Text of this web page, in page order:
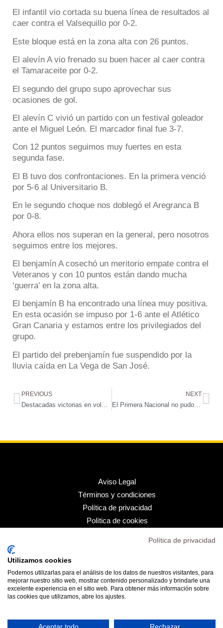
El infantil vio cortada su buena línea de resultados al
caer contra el Valsequillo por 0-2.
Este bloque está en la zona alta con 26 puntos.
El alevín A vio frenado su buen hacer al caer contra
el Tamaraceite por 0-2.
El segundo del grupo supo aprovechar sus
ocasiones de gol.
El alevín C vivió un partido con un festival goleador
ante el Miguel León. El marcador final fue 3-7.
Con 12 puntos seguimos muy fuertes en esta
segunda fase.
El B tuvo dos confrontaciones. En la primera venció
por 5-6 al Universitario B.
En le segundo choque nos doblegó el Aregranca B
por 0-8.
Ahora ellos nos superan en la general, pero nosotros
seguimos entre los mejores.
El benjamín A cosechó un meritorio empate contra el
Veteranos y con 10 puntos están dando mucha
‘guerra’ en la zona alta.
El benjamín B ha encontrado una línea muy positiva.
En esta ocasión se impuso por 1-6 ante el Atlético
Gran Canaria y estamos entre los privilegiados del
grupo.
El partido del prebenjamín fue suspendido por la
lluvia caída en La Vega de San José.
PREVIOUS
Destacadas victorias en voleibol en una jornada marcada por la lluvia
NEXT
El Primera Nacional no pudo derrotar al Premiá y perdió 3-1
Aviso Legal
Términos y condiciones
Política de privacidad
Política de cookies
Contacto
Política de privacidad
Utilizamos cookies
Podemos utilizarlas para el análisis de los datos de nuestros visitantes, para
mejorar nuestro sitio web, mostrar contenido personalizado y brindarle una
excelente experiencia en el sitio web. Para obtener más información sobre
las cookies que utilizamos, abre los ajustes.